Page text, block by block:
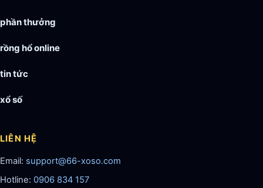
phần thưởng
rồng hổ online
tin tức
xổ số
LIÊN HỆ
Email: support@66-xoso.com
Hotline: 0906 834 157